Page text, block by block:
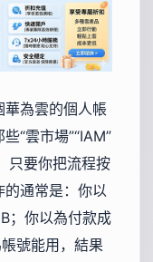
華為雲的個人帳
“雲市場”“IAM”
只要你把流程按
通常是：你以
；你以為付款成
號能用，結果